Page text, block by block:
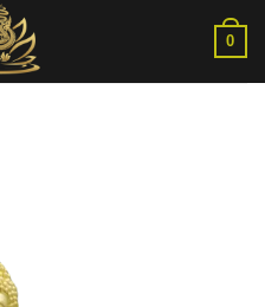
0